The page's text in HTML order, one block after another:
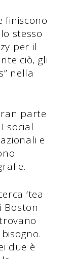
finiscono
stesso
per il
ciò, gli
nella
parte
social
e
‘tea
Boston
due è